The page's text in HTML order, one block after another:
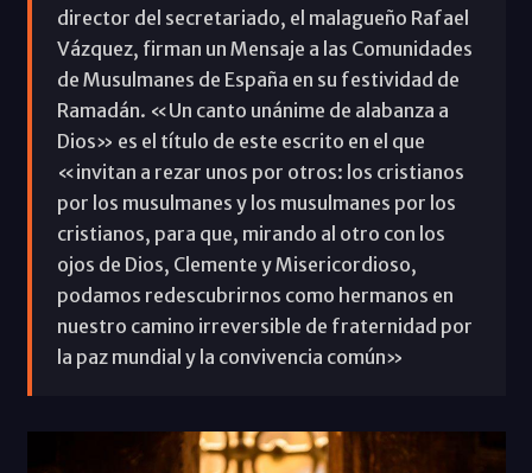
director del secretariado, el malagueño Rafael
Vázquez, firman un Mensaje a las Comunidades
de Musulmanes de España en su festividad de
Ramadán. «Un canto unánime de alabanza a
Dios» es el título de este escrito en el que
«invitan a rezar unos por otros: los cristianos
por los musulmanes y los musulmanes por los
cristianos, para que, mirando al otro con los
ojos de Dios, Clemente y Misericordioso,
podamos redescubrirnos como hermanos en
nuestro camino irreversible de fraternidad por
la paz mundial y la convivencia común»